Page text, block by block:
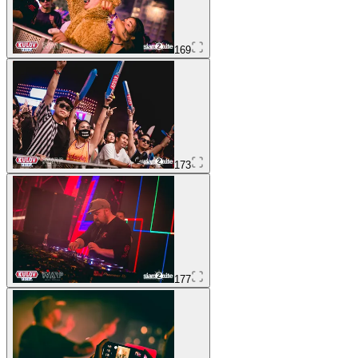
169
173
177